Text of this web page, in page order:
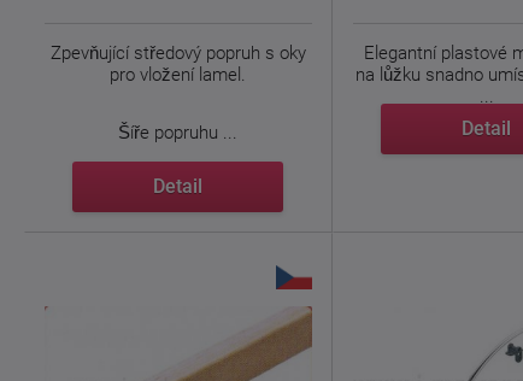
Zpevňující středový popruh s oky
pro vložení lamel.
Šíře popruhu ...
Detail
Elegantní plastové
na lůžku snadno
...
Detail